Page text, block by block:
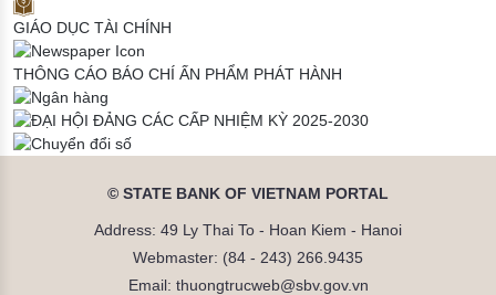
GIÁO DỤC TÀI CHÍNH
THÔNG CÁO BÁO CHÍ ẤN PHẨM PHÁT HÀNH
© STATE BANK OF VIETNAM PORTAL
Address: 49 Ly Thai To - Hoan Kiem - Hanoi
Webmaster: (84 - 243) 266.9435
Email: thuongtrucweb@sbv.gov.vn